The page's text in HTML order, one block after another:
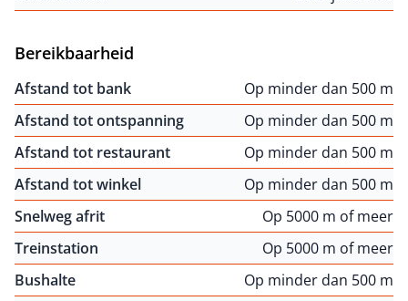
Bereikbaarheid
Afstand tot bank
Op minder dan 500 m
Afstand tot ontspanning
Op minder dan 500 m
Afstand tot restaurant
Op minder dan 500 m
Afstand tot winkel
Op minder dan 500 m
Snelweg afrit
Op 5000 m of meer
Treinstation
Op 5000 m of meer
Bushalte
Op minder dan 500 m